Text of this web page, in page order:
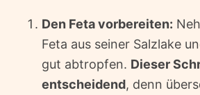
Den Feta vorbereiten:
Feta aus seiner Salzlake
gut abtropfen. Dieser
entscheidend, denn